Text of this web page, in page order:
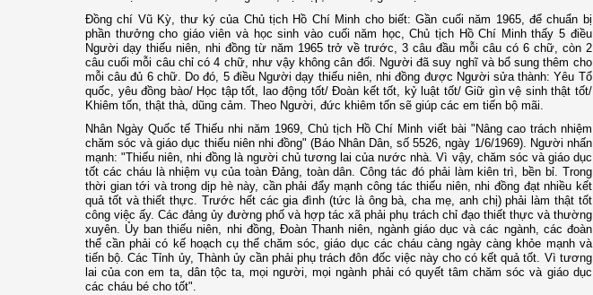
Đồng chí Vũ Kỳ, thư ký của Chủ tịch Hồ Chí Minh cho biết: Gần cuối năm 1965, để chuẩn bị
phần thưởng cho giáo viên và học sinh vào cuối năm học, Chủ tịch Hồ Chí Minh thấy 5 điều
Người dạy thiếu niên, nhi đồng từ năm 1965 trở về trước, 3 câu đầu mỗi câu có 6 chữ, còn 2
câu cuối mỗi câu chỉ có 4 chữ, như vậy không cân đối. Người đã suy nghĩ và bổ sung thêm cho
mỗi câu đủ 6 chữ. Do đó, 5 điều Người dạy thiếu niên, nhi đồng được Người sửa thành: Yêu Tổ
quốc, yêu đồng bào/ Học tập tốt, lao động tốt/ Đoàn kết tốt, kỷ luật tốt/ Giữ gìn vệ sinh thật tốt/
Khiêm tốn, thật thà, dũng cảm. Theo Người, đức khiêm tốn sẽ giúp các em tiến bộ mãi.
Nhân Ngày Quốc tế Thiếu nhi năm 1969, Chủ tịch Hồ Chí Minh viết bài "Nâng cao trách nhiệm
chăm sóc và giáo dục thiếu niên nhi đồng" (Báo Nhân Dân, số 5526, ngày 1/6/1969). Người nhấn
mạnh: "Thiếu niên, nhi đồng là người chủ tương lai của nước nhà. Vì vậy, chăm sóc và giáo dục
tốt các cháu là nhiệm vụ của toàn Đảng, toàn dân. Công tác đó phải làm kiên trì, bền bỉ. Trong
thời gian tới và trong dịp hè này, cần phải đẩy mạnh công tác thiếu niên, nhi đồng đạt nhiều kết
quả tốt và thiết thực. Trước hết các gia đình (tức là ông bà, cha mẹ, anh chị) phải làm thật tốt
công việc ấy. Các đảng ủy đường phố và hợp tác xã phải phụ trách chỉ đạo thiết thực và thường
xuyên. Ủy ban thiếu niên, nhi đồng, Đoàn Thanh niên, ngành giáo dục và các ngành, các đoàn
thể cần phải có kế hoạch cụ thể chăm sóc, giáo dục các cháu càng ngày càng khỏe mạnh và
tiến bộ. Các Tỉnh ủy, Thành ủy cần phải phụ trách đôn đốc việc này cho có kết quả tốt. Vì tương
lai của con em ta, dân tộc ta, mọi người, mọi ngành phải có quyết tâm chăm sóc và giáo dục
các cháu bé cho tốt".